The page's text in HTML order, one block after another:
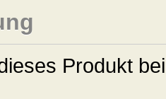
Produkt